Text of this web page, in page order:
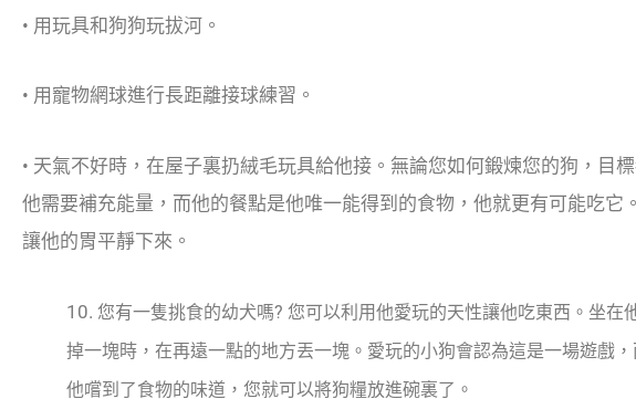
• 用玩具和狗狗玩拔河。
• 用寵物網球進行長距離接球練習。
• 天氣不好時，在屋子裏扔絨毛玩具給他接。無論您如何鍛煉您的狗，目
他需要補充能量，而他的餐點是他唯一能得到的食物，他就更有可能吃它
讓他的胃平靜下來。
10. 您有一隻挑食的幼犬嗎? 您可以利用他愛玩的天性讓他吃東西。坐
掉一塊時，在再遠一點的地方丟一塊。愛玩的小狗會認為這是一場遊戲
他嚐到了食物的味道，您就可以將狗糧放進碗裏了。